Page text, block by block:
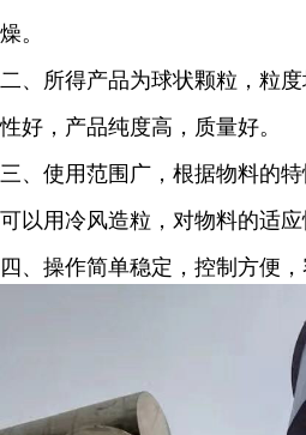
燥。
二、所得产品为球状颗粒，粒
性好，产品纯度高，质量好。
三、使用范围广，根据物料的
可以用冷风造粒，对物料的适应
四、操作简单稳定，控制方便，